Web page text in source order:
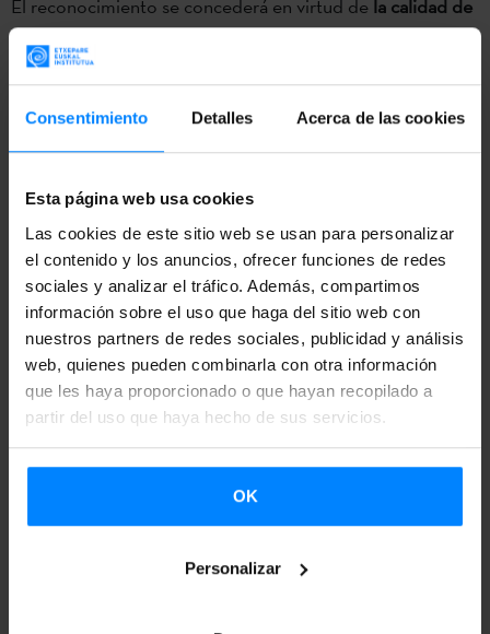
Consentimiento Detalles Acerca de las cookies
Esta página web usa cookies
Las cookies de este sitio web se usan para personalizar
el contenido y los anuncios, ofrecer funciones de redes
sociales y analizar el tráfico. Además, compartimos
información sobre el uso que haga del sitio web con
nuestros partners de redes sociales, publicidad y análisis
web, quienes pueden combinarla con otra información
que les haya proporcionado o que hayan recopilado a
partir del uso que haya hecho de sus servicios.
OK
Personalizar
El reconocimiento se concederá en virtud de la calidad de
la traducción y de la planificación promocional de la
editorial. Por ese motivo el premio de
galardón o para continuar con la labor de promoción en el
país de la edición (presentaciones, actividades, campañas
publicitarias, entrevistas en los medios…).
Los trabajos susceptibles de ser presentados deben
sertraducciones de una obra literaria escrita y publicada
originariamente en euskera y publicada en 2016;pueden
solicitar la inscripción traductores y traductoras, la
editorial o cualquier otra persona física o jurídica
requerida. También deberá enviarse un ejemplar del libro a